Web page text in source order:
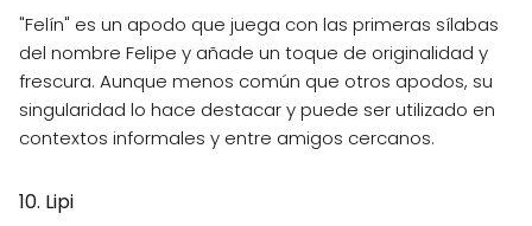
"Felín" es un apodo que juega con las primeras sílabas
del nombre Felipe y añade un toque de originalidad y
frescura. Aunque menos común que otros apodos, su
singularidad lo hace destacar y puede ser utilizado en
contextos informales y entre amigos cercanos.
10. Lipi